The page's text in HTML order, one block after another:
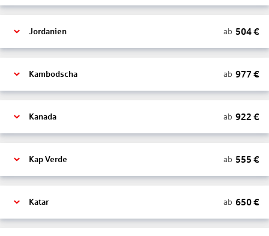
Jordanien ab 504€
Kambodscha ab 977 €
Kanada ab 922 €
Kap Verde ab 555 €
Katar ab 650€